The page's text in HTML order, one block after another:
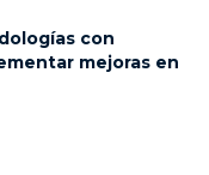
con
mejoras en